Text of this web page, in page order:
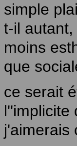
simple
t-il
moins
que
ce serait
l''implicite
j'aimerais